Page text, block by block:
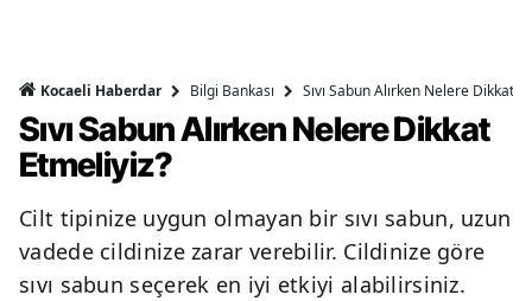
Kocaeli Haberdar Bilgi Bankası Sıvı Sabun Alırken Nelere Dikkat
Sıvı Sabun Alırken Nelere Dikkat
Etmeliyiz?
Cilt tipinize uygun olmayan bir sıvı sabun, uzun
vadede cildinize zarar verebilir. Cildinize göre
sıvı sabun seçerek en iyi etkiyi alabilirsiniz.